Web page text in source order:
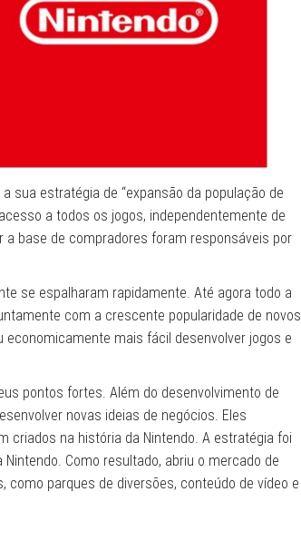
sua estratégia de “expansão da população de
a todos os jogos, independentemente de
a base de compradores foram responsáveis ​​por
se espalharam rapidamente. Até agora todo a
com a crescente popularidade de novos
mais fácil desenvolver jogos e
pontos fortes. Além do desenvolvimento de
novas ideias de negócios. Eles
criados na história da Nintendo. A estratégia foi
Como resultado, abriu o mercado de
parques de diversões, conteúdo de vídeo e